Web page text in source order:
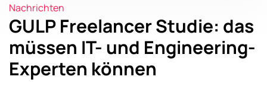
Nachrichten
GULP Freelancer Studie: das
müssen IT- und Engineering-
Experten können